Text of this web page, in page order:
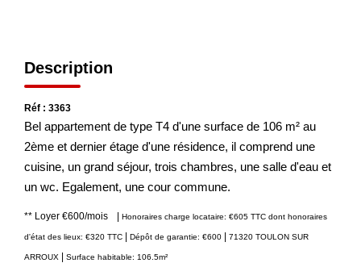
Extranet Gestion
Mon Compte Transaction
Description
Réf : 3363
Bel appartement de type T4 d'une surface de 106 m² au
2ème et dernier étage d'une résidence, il comprend une
cuisine, un grand séjour, trois chambres, une salle d'eau et
un wc. Egalement, une cour commune.
** Loyer €600/mois | Honoraires charge locataire: €605 TTC dont honoraires
d'état des lieux: €320 TTC | Dépôt de garantie: €600 | 71320 TOULON SUR
ARROUX | Surface habitable: 106.5m²